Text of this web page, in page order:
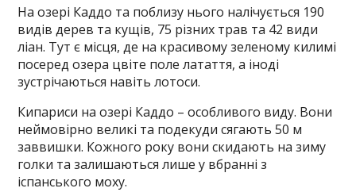
На озері Каддо та поблизу нього налічується 190
видів дерев та кущів, 75 різних трав та 42 види
ліан. Тут є місця, де на красивому зеленому килимі
посеред озера цвіте поле латаття, а іноді
зустрічаються навіть лотоси.
Кипариси на озері Каддо – особливого виду. Вони
неймовірно великі та подекуди сягають 50 м
заввишки. Кожного року вони скидають на зиму
голки та залишаються лише у вбранні з
іспанського моху.